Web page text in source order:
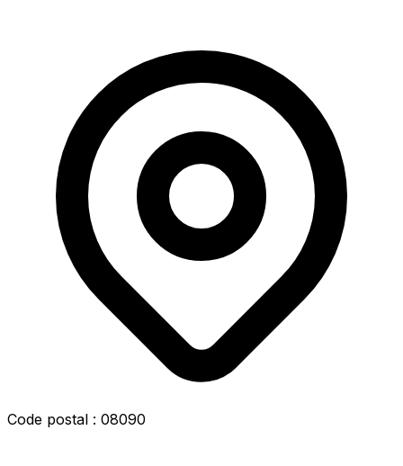
Code postal : 08090